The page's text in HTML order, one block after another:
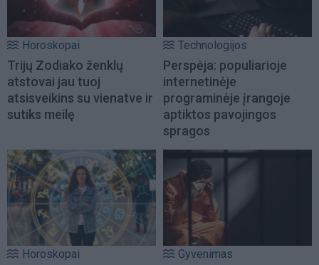
Horoskopai
Trijų Zodiako ženklų
atstovai jau tuoj
atsisveikins su vienatve ir
sutiks meilę
Technologijos
Perspėja: populiarioje
internetinėje
programinėje įrangoje
aptiktos pavojingos
spragos
Horoskopai Gyvenimas